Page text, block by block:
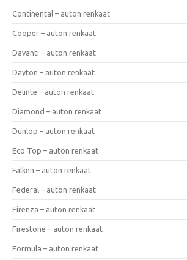
Continental – auton renkaat
Cooper – auton renkaat
Davanti – auton renkaat
Dayton – auton renkaat
Delinte – auton renkaat
Diamond – auton renkaat
Dunlop – auton renkaat
Eco Top – auton renkaat
Falken – auton renkaat
Federal – auton renkaat
Firenza – auton renkaat
Firestone – auton renkaat
Formula – auton renkaat